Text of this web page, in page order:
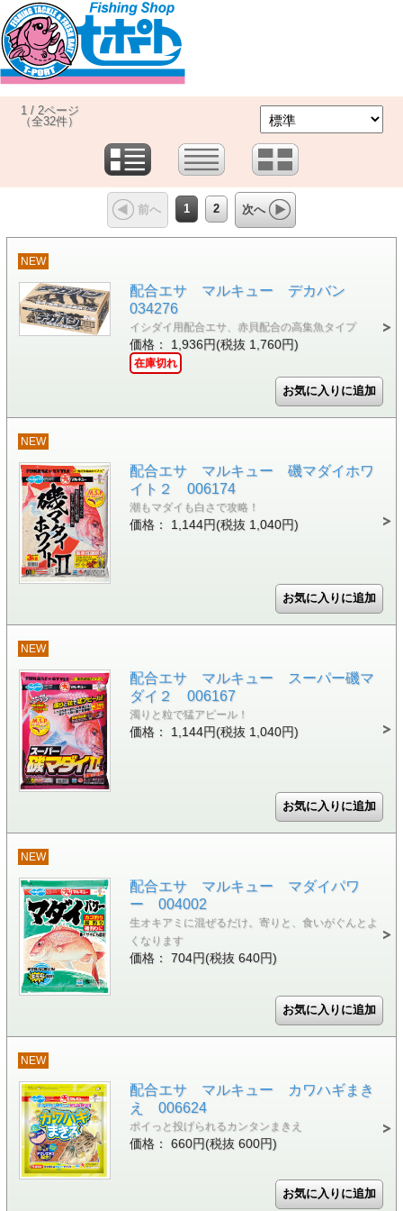
1 / 2ページ
（全32件）
前へ 1 2 次へ
NEW
配合エサ マルキュー デカバン
034276
イシダイ用配合エサ、赤貝配合の高集魚タイプ
価格： 1,936円(税抜 1,760円)
在庫切れ
NEW
配合エサ マルキュー 磯マダイホワ
イト２ 006174
潮もマダイも白さで攻略！
価格： 1,144円(税抜 1,040円)
NEW
配合エサ マルキュー スーパー磯マ
ダイ２ 006167
濁りと粒で猛アピール！
価格： 1,144円(税抜 1,040円)
NEW
配合エサ マルキュー マダイパワ
ー 004002
生オキアミに混ぜるだけ。寄りと、食いがぐんとよ
くなります
価格： 704円(税抜 640円)
NEW
配合エサ マルキュー カワハギまき
え 006624
ポイっと投げられるカンタンまきえ
価格： 660円(税抜 600円)